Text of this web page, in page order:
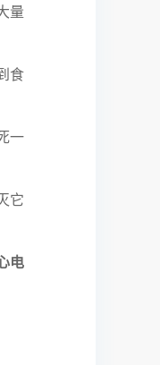
量
食
一
它
电